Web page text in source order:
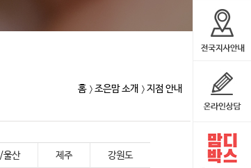
홈 조은맘 소개 지점 안내
울산 제주 강원도